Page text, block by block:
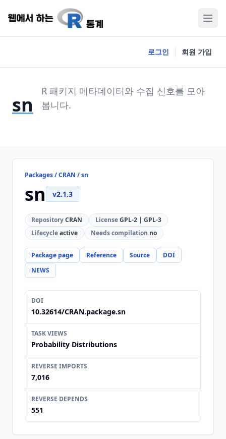
로그인 회원 가입
sn
R 패키지 메타데이터와 수집 신호를 모아
봅니다.
Packages / CRAN / sn
sn v2.1.3
RepositoryCRAN LicenseGPL-2 | GPL-3
Lifecycleactive Needs compilation no
Package page Reference Source
DOI
NEWS
DOI
10.32614/CRAN.package.sn
TASK VIEWS
Probability Distributions
REVERSE IMPORTS
7,016
REVERSE DEPENDS
551